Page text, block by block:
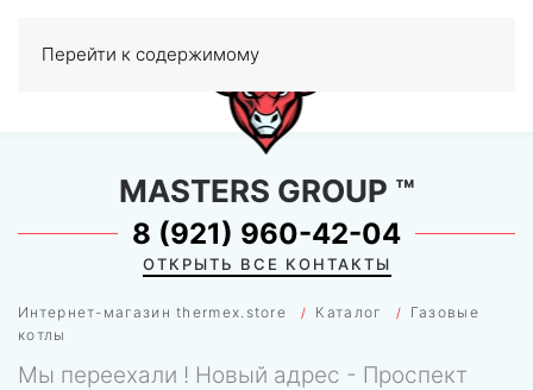
Перейти к содержимому
0
Интернет-магазин thermex.store Каталог
Газовые
котлы
MASTERS GROUP ™
8 (921) 960-42-04
ОТКРЫТЬ ВСЕ КОНТАКТЫ
Мы переехали ! Новый адрес - Проспект